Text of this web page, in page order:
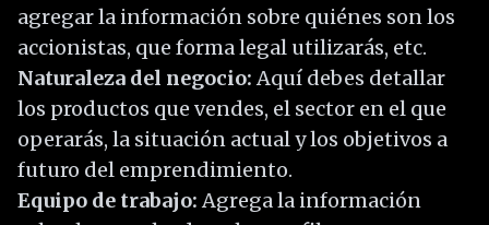
agregar la información sobre quiénes son los
accionistas, que forma legal utilizarás, etc.
Naturaleza del negocio:Aquí debes detallar
los productos que vendes, el sector en el que
operarás, la situación actual y los objetivos a
futuro del emprendimiento.
Equipo de trabajo:Agrega la información